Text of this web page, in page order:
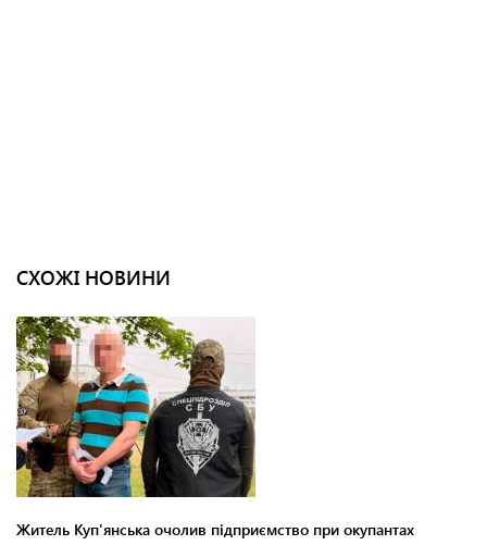
СХОЖІ НОВИНИ
Житель Куп'янська очолив підприємство при окупантах